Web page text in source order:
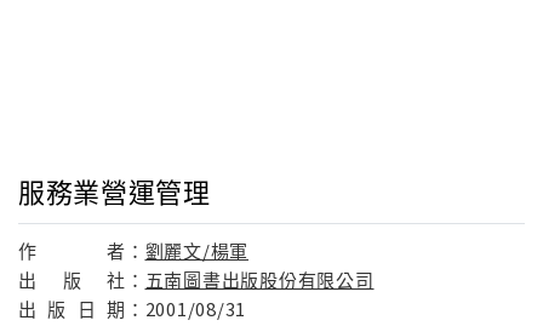
服務業營運管理
作 者： 劉麗文/楊軍
出
版 社： 五南圖書出版股份有限公司
出 版 日 期： 2001/08/31